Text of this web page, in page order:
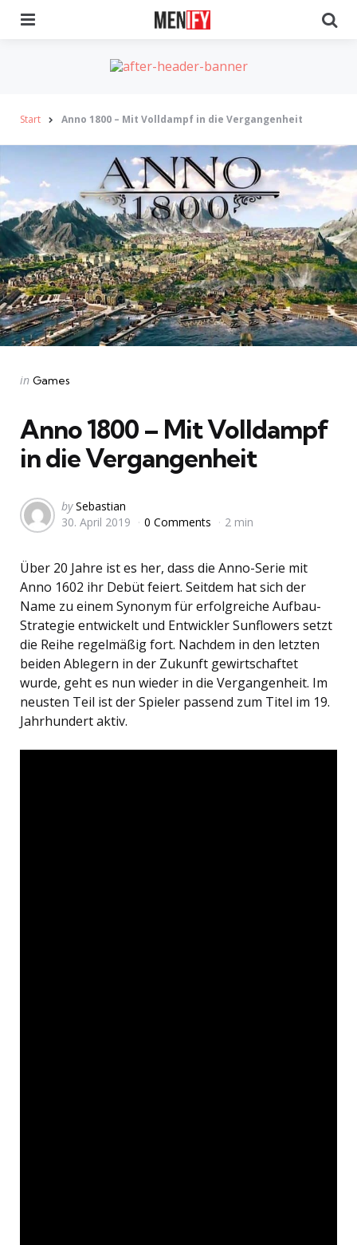
Start Anno 1800 – Mit Volldampf in die Vergangenheit
Categories
Posted
in Games
Anno 1800 – Mit Volldampf
in die Vergangenheit
Posted
by
by Sebastian
30. April 2019
0 Comments 2 min
Über 20 Jahre ist es her, dass die Anno-Serie mit
Anno 1602 ihr Debüt feiert. Seitdem hat sich der
Name zu einem Synonym für erfolgreiche Aufbau-
Strategie entwickelt und Entwickler Sunflowers setzt
die Reihe regelmäßig fort. Nachdem in den letzten
beiden Ablegern in der Zukunft gewirtschaftet
wurde, geht es nun wieder in die Vergangenheit. Im
neusten Teil ist der Spieler passend zum Titel im 19.
Jahrhundert aktiv.